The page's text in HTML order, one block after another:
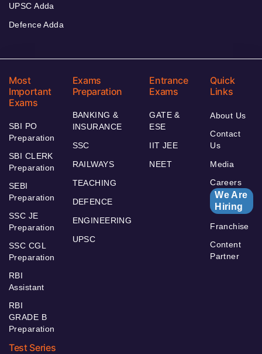
UPSC Adda
Defence Adda
Most
Important
Exams
SBI PO
Preparation
SBI CLERK
Preparation
SEBI
Preparation
SSC JE
Preparation
SSC CGL
Preparation
RBI
Assistant
RBI
GRADE B
Preparation
Exams
Preparation
BANKING &
INSURANCE
SSC
RAILWAYS
TEACHING
DEFENCE
ENGINEERING
UPSC
Entrance
Exams
GATE &
ESE
IIT JEE
NEET
Quick
Links
About Us
Contact
Us
Media
Careers
We Are
Hiring
Franchise
Content
Partner
Test Series